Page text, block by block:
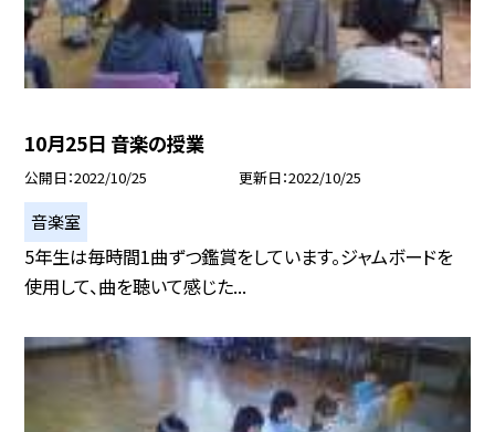
10月25日 音楽の授業
公開日 2022/10/25 更新日 2022/10/25
音楽室
5年生は毎時間1曲ずつ鑑賞をしています。ジャムボードを
使用して、曲を聴いて感じた...